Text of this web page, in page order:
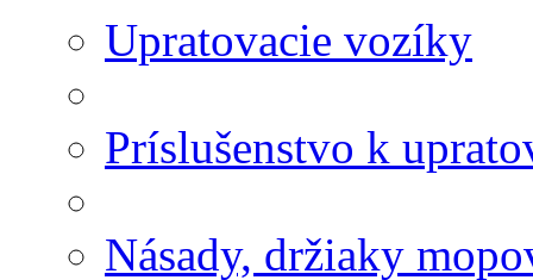
Upratovacie vozíky
Príslušenstvo k
Násady, držiaky